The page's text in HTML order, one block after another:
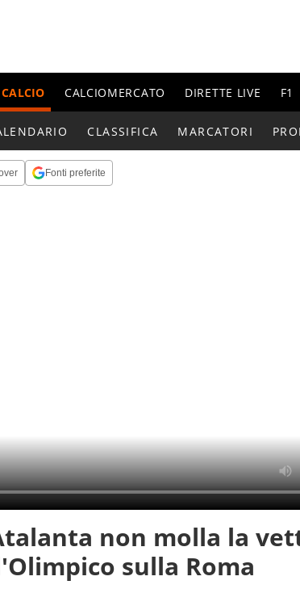
CALCIO CALCIOMERCATO DIRETTE LIVE F1
CLASSIFICA MARCATORI
Fonti preferite
non molla la
sulla Roma